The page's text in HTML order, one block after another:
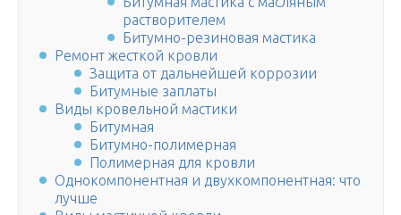
растворителем
Битумно-резиновая мастика
Ремонт жесткой кровли
Защита от дальнейшей коррозии
Битумные заплаты
Виды кровельной мастики
Битумная
Битумно-полимерная
Полимерная для кровли
Однокомпонентная и двухкомпонентная: что
лучше